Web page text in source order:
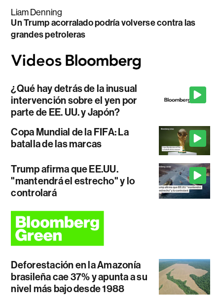
Liam Denning
Un Trump acorralado podría volverse contra las
grandes petroleras
¿Qué hay detrás de la inusual
intervención sobre el yen por
parte de EE. UU. y Japón?
Copa Mundial de la FIFA: La
batalla de las marcas
Trump afirma que EE.UU.
"mantendrá el estrecho" y lo
controlará
Deforestación en la Amazonía
brasileña cae 37% y apunta a su
nivel más bajo desde 1988